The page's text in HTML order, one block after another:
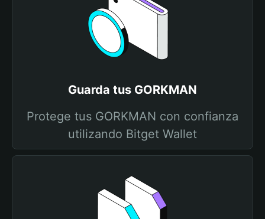
Guarda tus GORKMAN
Protege tus GORKMAN con confianza
utilizando Bitget Wallet